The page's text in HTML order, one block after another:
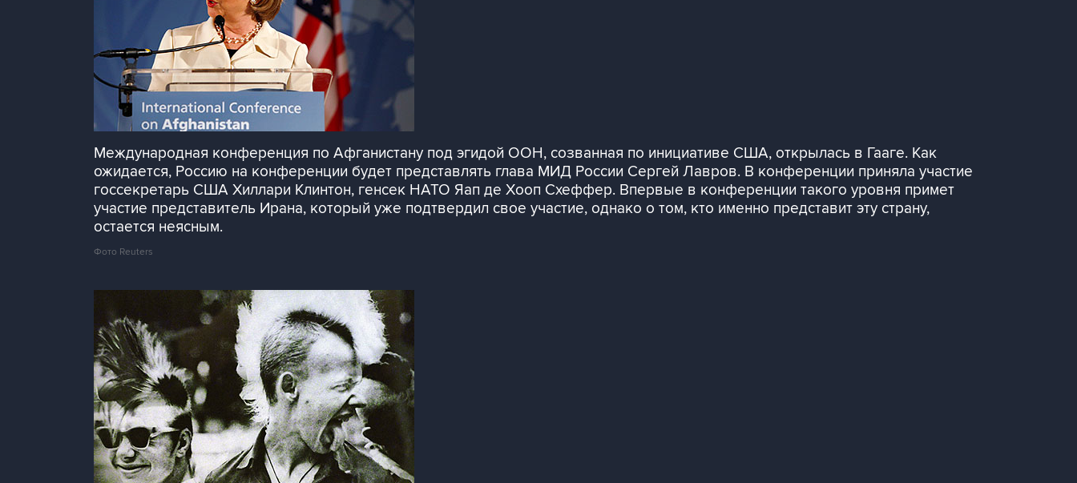
Международная конференция по Афганистану под эгидой ООН, созванная по инициативе США, открылась в Гааге. Как
ожидается, Россию на конференции будет представлять глава МИД России Сергей Лавров. В конференции приняла участие
госсекретарь США Хиллари Клинтон, генсек НАТО Яап де Хооп Схеффер. Впервые в конференции такого уровня примет
участие представитель Ирана, который уже подтвердил свое участие, однако о том, кто именно представит эту страну,
остается неясным.
Фото Reuters